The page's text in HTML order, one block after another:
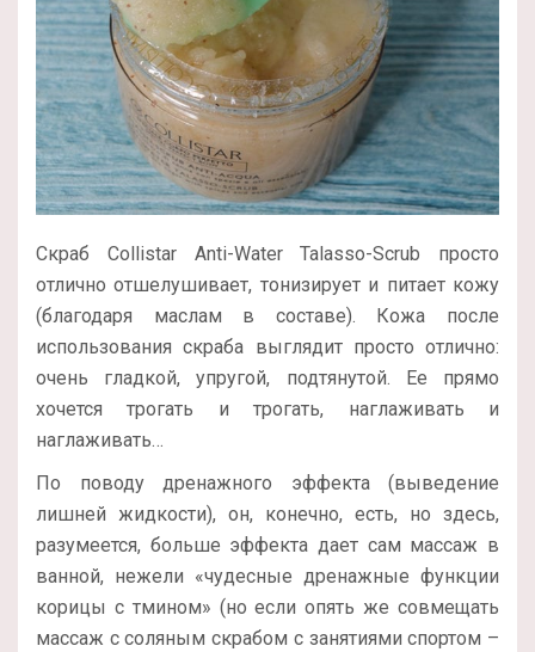
Скраб Collistar Anti-Water Talasso-Scrub просто
отлично отшелушивает, тонизирует и питает кожу
(благодаря маслам в составе). Кожа после
использования скраба выглядит просто отлично:
очень гладкой, упругой, подтянутой. Ее прямо
хочется трогать и трогать, наглаживать и
наглаживать…
По поводу дренажного эффекта (выведение
лишней жидкости), он, конечно, есть, но здесь,
разумеется, больше эффекта дает сам массаж в
ванной, нежели «чудесные дренажные функции
корицы с тмином» (но если опять же совмещать
массаж с соляным скрабом с занятиями спортом –